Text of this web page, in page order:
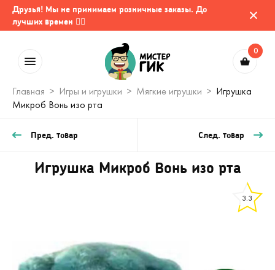
Друзья! Мы не принимаем розничные заказы. До
лучших времен 🤷‍♂️
0
Главная Игры и игрушки Мягкие игрушки
Игрушка
Микроб Вонь изо рта
Пред. товар След. товар
Игрушка Микроб Вонь изо рта
3.3